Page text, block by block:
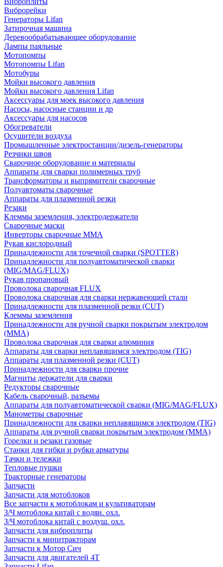
Виброрейки
Генераторы Lifan
Затирочная машина
Деревообрабатывающее оборудование
Лампы паяльные
Мотопомпы
Мотопомпы Lifan
Мотобуры
Мойки высокого давления
Мойки высокого давления Lifan
Аксессуары для моек высокого давления
Насосы, насосные станции и др
Аксессуары для насосов
Обогреватели
Осушители воздуха
Промышленные электростанции/дизель-генераторы
Резчики швов
Сварочное оборудование и материалы
Аппараты для сварки полимерных труб
Трансформаторы и выпрямители сварочные
Полуавтоматы сварочные
Аппараты для плазменной резки
Резаки
Клеммы заземления, электродержатели
Сварочные маски
Инверторы сварочные ММА
Рукав кислородный
Принадлежности для точечной сварки (SPOTTER)
Принадлежности для полуавтоматической сварки
(MIG/MAG/FLUX)
Рукав пропановый
Проволока сварочная FLUX
Проволока сварочная для сварки нержавеющей стали
Принадлежности для плазменной резки (CUT)
Клеммы заземления
Принадлежности для ручной сварки покрытым электродом
(MMA)
Проволока сварочная для сварки алюминия
Аппараты для сварки неплавящимся электродом (TIG)
Аппараты для плазменной резки (CUT)
Принадлежности для сварки прочие
Магниты держатели для сварки
Редукторы сварочные
Кабель сварочный, разъемы
Аппараты для полуавтоматической сварки (MIG/MAG/FLUX)
Манометры сварочные
Принадлежности для сварки неплавящимся электродом (TIG)
Аппараты для ручной сварки покрытым электродом (MMA)
Горелки и резаки газовые
Станки для гибки и рубки арматуры
Тачки и тележки
Тепловые пушки
Тракторные генераторы
Запчасти
Запчасти для мотоблоков
Все запчасти к мотоблокам и культиваторам
З/Ч мотоблока китай с водян. охл.
З/Ч мотоблока китай с воздуш. охл.
Запчасти для виброплиты
Запчасти к минитракторам
Запчасти к Мотор Сич
Запчасти для двигателей 4Т